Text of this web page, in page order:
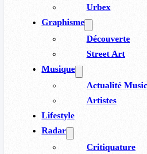
Urbex
Graphisme
Découverte
Street Art
Musique
Actualité
Artistes
Lifestyle
Radar
Critiquature